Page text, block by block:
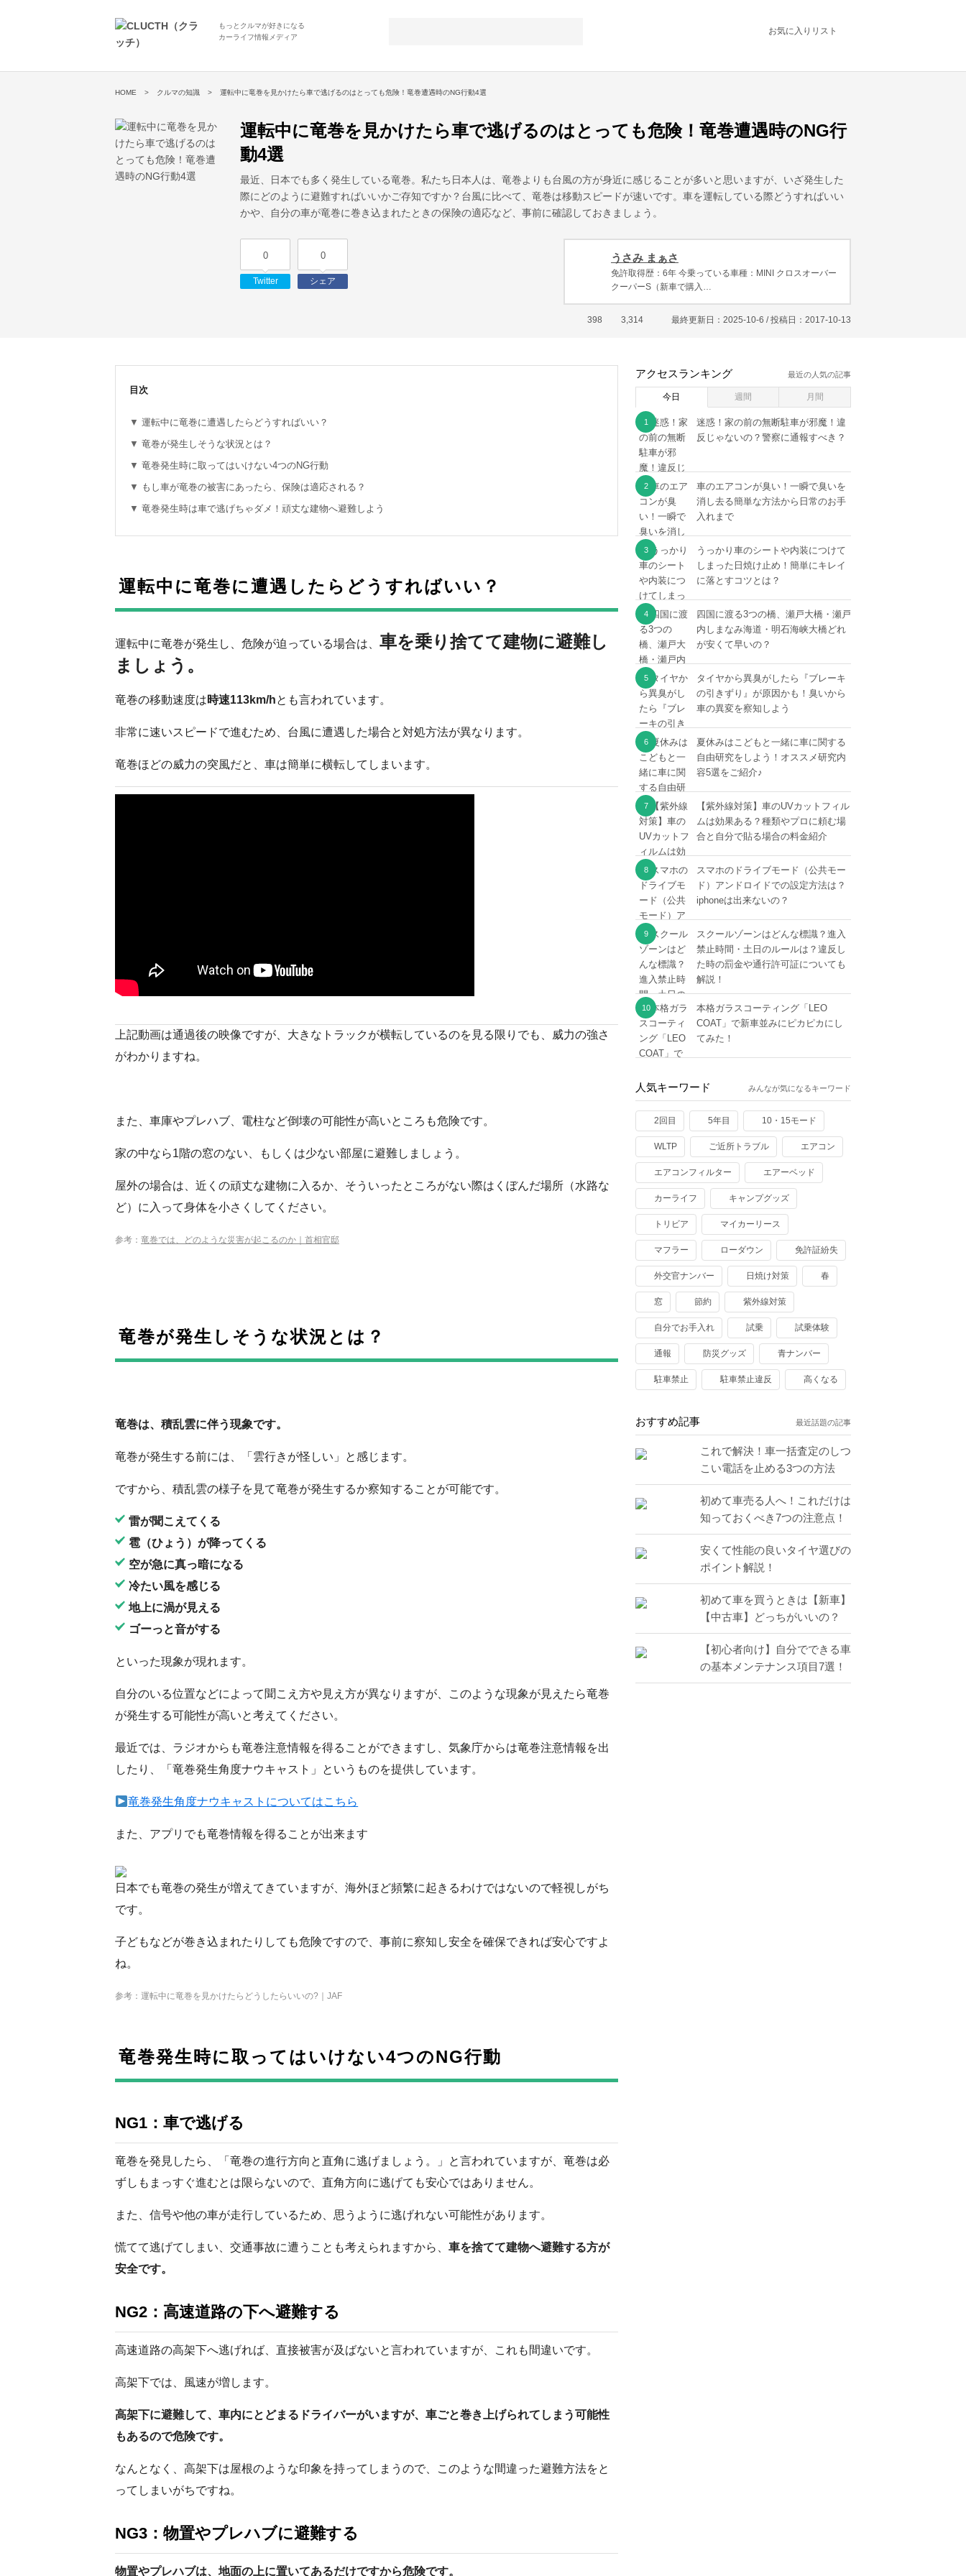
もっとクルマが好きになる
カーライフ情報メディア
お気に入りリスト
HOME クルマの知識 運転中に竜巻を見かけたら車で逃げるのはとっても危険！竜巻遭遇時のNG行動4選
運転中に竜巻を見かけたら車で逃げるのはとっても危険！竜巻遭遇時のNG行
動4選
最近、日本でも多く発生している竜巻。私たち日本人は、竜巻よりも台風の方が身近に感じることが多いと思いますが、いざ発生した
際にどのように避難すればいいかご存知ですか？台風に比べて、竜巻は移動スピードが速いです。車を運転している際どうすればいい
かや、自分の車が竜巻に巻き込まれたときの保険の適応など、事前に確認しておきましょう。
0
Twitter
0
シェア
うさみ まぁさ
免許取得歴：6年 今乗っている車種：MINI クロスオーバー
クーパーS（新車で購入…
398 3,314 最終更新日：2025-10-6 / 投稿日： 2017-10-13
目次
運転中に竜巻に遭遇したらどうすればいい？
竜巻が発生しそうな状況とは？
竜巻発生時に取ってはいけない4つのNG行動
もし車が竜巻の被害にあったら、保険は適応される？
竜巻発生時は車で逃げちゃダメ！頑丈な建物へ避難しよう
運転中に竜巻に遭遇したらどうすればいい？
運転中に竜巻が発生し、危険が迫っている場合は、 車を乗り捨てて建物に避難し
ましょう。
竜巻の移動速度は時速113km/hとも言われています。
非常に速いスピードで進むため、台風に遭遇した場合と対処方法が異なります。
竜巻ほどの威力の突風だと、車は簡単に横転してしまいます。
上記動画は通過後の映像ですが、大きなトラックが横転しているのを見る限りでも、威力の強さ
がわかりますね。
また、車庫やプレハブ、電柱など倒壊の可能性が高いところも危険です。
家の中なら1階の窓のない、もしくは少ない部屋に避難しましょう。
屋外の場合は、近くの頑丈な建物に入るか、そういったところがない際はくぼんだ場所（水路な
ど）に入って身体を小さくしてください。
参考： 竜巻では、どのような災害が起こるのか｜首相官邸
竜巻が発生しそうな状況とは？
竜巻は、積乱雲に伴う現象です。
竜巻が発生する前には、「雲行きが怪しい」と感じます。
ですから、積乱雲の様子を見て竜巻が発生するか察知することが可能です。
雷が聞こえてくる
雹（ひょう）が降ってくる
空が急に真っ暗になる
冷たい風を感じる
地上に渦が見える
ゴーっと音がする
といった現象が現れます。
自分のいる位置などによって聞こえ方や見え方が異なりますが、このような現象が見えたら竜巻
が発生する可能性が高いと考えてください。
最近では、ラジオからも竜巻注意情報を得ることができますし、気象庁からは竜巻注意情報を出
したり、「竜巻発生角度ナウキャスト」というものを提供しています。
竜巻発生角度ナウキャストについてはこちら
また、アプリでも竜巻情報を得ることが出来ます
日本でも竜巻の発生が増えてきていますが、海外ほど頻繁に起きるわけではないので軽視しがち
です。
子どもなどが巻き込まれたりしても危険ですので、事前に察知し安全を確保できれば安心ですよ
ね。
参考：運転中に竜巻を見かけたらどうしたらいいの?｜JAF
竜巻発生時に取ってはいけない4つのNG行動
NG1：車で逃げる
竜巻を発見したら、「竜巻の進行方向と直角に逃げましょう。」と言われていますが、竜巻は必
ずしもまっすぐ進むとは限らないので、直角方向に逃げても安心ではありません。
また、信号や他の車が走行しているため、思うように逃げれない可能性があります。
慌てて逃げてしまい、交通事故に遭うことも考えられますから、 車を捨てて建物へ避難する方が
安全です。
NG2：高速道路の下へ避難する
高速道路の高架下へ逃げれば、直接被害が及ばないと言われていますが、これも間違いです。
高架下では、風速が増します。
高架下に避難して、車内にとどまるドライバーがいますが、車ごと巻き上げられてしまう可能性
もあるので危険です。
なんとなく、高架下は屋根のような印象を持ってしまうので、このような間違った避難方法をと
ってしまいがちですね。
NG3：物置やプレハブに避難する
物置やプレハブは、地面の上に置いてあるだけですから危険です。
アクセスランキング 最近の人気の記事
今日 週間 月間
迷惑！家の前の無断駐車が邪魔！違
反じゃないの？警察に通報すべき？
車のエアコンが臭い！一瞬で臭いを
消し去る簡単な方法から日常のお手
入れまで
うっかり車のシートや内装につけて
しまった日焼け止め！簡単にキレイ
に落とすコツとは？
四国に渡る3つの橋、瀬戸大橋・瀬戸
内しまなみ海道・明石海峡大橋どれ
が安くて早いの？
タイヤから異臭がしたら『ブレーキ
の引きずり』が原因かも！臭いから
車の異変を察知しよう
夏休みはこどもと一緒に車に関する
自由研究をしよう！オススメ研究内
容5選をご紹介♪
【紫外線対策】車のUVカットフィル
ムは効果ある？種類やプロに頼む場
合と自分で貼る場合の料金紹介
スマホのドライブモード（公共モー
ド）アンドロイドでの設定方法は？
iphoneは出来ないの？
スクールゾーンはどんな標識？進入
禁止時間・土日のルールは？違反し
た時の罰金や通行許可証についても
解説！
本格ガラスコーティング「LEO
COAT」で新車並みにピカピカにし
てみた！
人気キーワード みんなが気になるキーワード
2回目 5年目 10・15モード
WLTP ご近所トラブル エアコン
エアコンフィルター エアーベッド
カーライフ キャンプグッズ
トリビア マイカーリース
マフラー ローダウン 免許証紛失
外交官ナンバー 日焼け対策 春
窓 節約 紫外線対策
自分でお手入れ 試乗 試乗体験
通報 防災グッズ 青ナンバー
駐車禁止 駐車禁止違反 高くなる
おすすめ記事 最近話題の記事
これで解決！車一括査定のしつ
こい電話を止める3つの方法
初めて車売る人へ！これだけは
知っておくべき7つの注意点！
安くて性能の良いタイヤ選びの
ポイント解説！
初めて車を買うときは【新車】
【中古車】どっちがいいの？
【初心者向け】自分でできる車
の基本メンテナンス項目7選！